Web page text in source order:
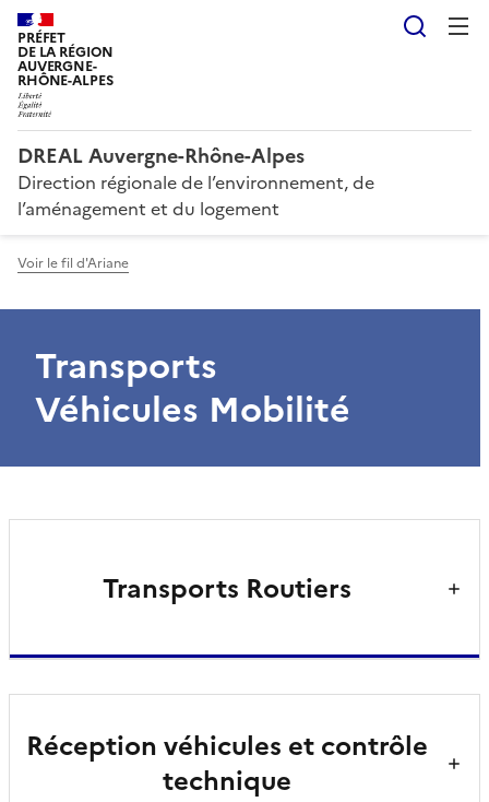
PRÉFET
DE LA RÉGION
AUVERGNE-
RHÔNE-ALPES
DREAL Auvergne-Rhône-Alpes
Direction régionale de l’environnement, de
l’aménagement et du logement
Voir le fil d'Ariane
Transports
Véhicules Mobilité
Transports Routiers
Réception véhicules et contrôle
technique